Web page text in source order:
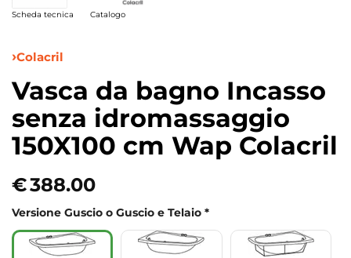
Scheda tecnica Catalogo
Colacril
Vasca da bagno Incasso
senza idromassaggio
150X100 cm Wap Colacril
€388.00
Versione Guscio o Guscio e Telaio *